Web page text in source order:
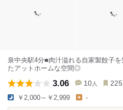
泉中央駅4分■肉汁溢れる自家製餃子
たアットホームな空間◎
3.06 10 人 225
￥2,000～￥2,999 -